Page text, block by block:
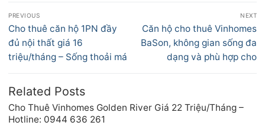
Điều
hướng
bài
viết
PREVIOUS
Previous
post:
Cho thuê căn hộ 1PN đầy
đủ nội thất giá 16
triệu/tháng – Sống thoải má
NEXT
Next
post:
Căn hộ cho thuê Vinhomes
BaSon, không gian sống đa
dạng và phù hợp cho
Related Posts
Cho Thuê Vinhomes Golden River Giá 22 Triệu/Tháng –
Hotline: 0944 636 261